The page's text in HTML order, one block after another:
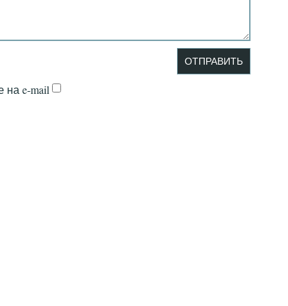
на e-mail